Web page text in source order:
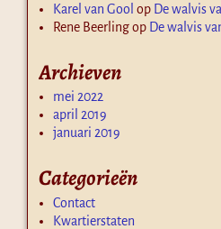
Karel van Gool op De walvis
Rene Beerlingop De walvis
Archieven
mei 2022
april 2019
januari 2019
Categorieën
Contact
Kwartierstaten